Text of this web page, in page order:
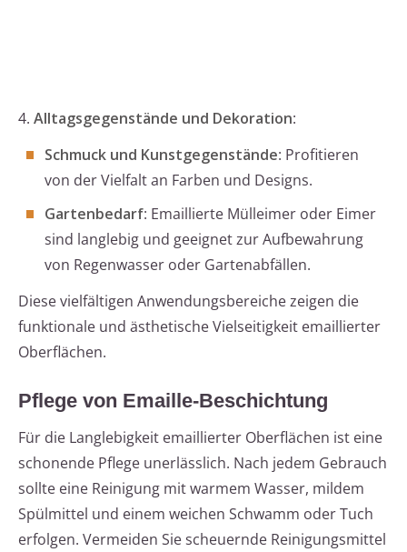
4. Alltagsgegenstände und Dekoration:
Schmuck und Kunstgegenstände: Profitieren
von der Vielfalt an Farben und Designs.
Gartenbedarf: Emaillierte Mülleimer oder Eimer
sind langlebig und geeignet zur Aufbewahrung
von Regenwasser oder Gartenabfällen.
Diese vielfältigen Anwendungsbereiche zeigen die
funktionale und ästhetische Vielseitigkeit emaillierter
Oberflächen.
Pflege von Emaille-Beschichtung
Für die Langlebigkeit emaillierter Oberflächen ist eine
schonende Pflege unerlässlich. Nach jedem Gebrauch
sollte eine Reinigung mit warmem Wasser, mildem
Spülmittel und einem weichen Schwamm oder Tuch
erfolgen. Vermeiden Sie scheuernde Reinigungsmittel